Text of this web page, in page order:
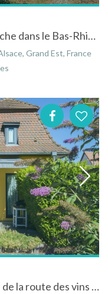
Gite récent*** à Ernolsheim-Bruche dans le Bas-Rhin en Alsace
Grand Est, France
gite"les bains" à rosheim, au pied de la route des vins en alsace